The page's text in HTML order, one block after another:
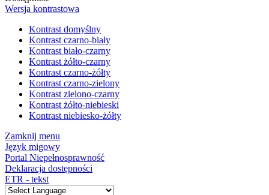
Wersja kontrastowa
Kontrast domyślny
Kontrast czarno-biały
Kontrast biało-czarny
Kontrast żółto-czarny
Kontrast czarno-żółty
Kontrast czarno-zielony
Kontrast zielono-czarny
Kontrast żółto-niebieski
Kontrast niebiesko-żółty
Zamknij menu
Język migowy
Portal Niepełnosprawność
Deklaracja dostępności
ETR - tekst